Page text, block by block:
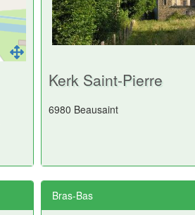
Kerk Saint-Pierre
6980 Beausaint
Bras-Bas